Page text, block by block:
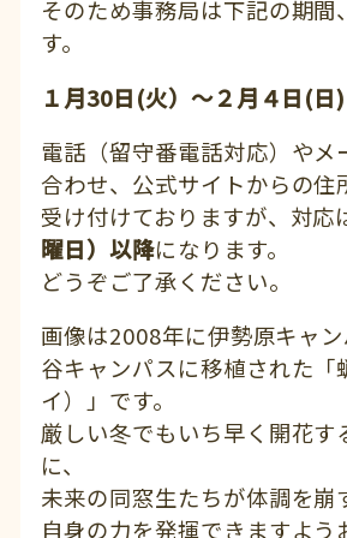
そのため事務局は下記の期間
す。
１月30日(火）～２月４日(日)
電話（留守番電話対応）やメ
合わせ、公式サイトからの住
受け付けておりますが、対応
曜日）以降になります。
どうぞご了承ください。
画像は2008年に伊勢原キャ
谷キャンパスに移植された「
イ）」です。
厳しい冬でもいち早く開花す
に、
未来の同窓生たちが体調を崩
自身の力を発揮できますよう